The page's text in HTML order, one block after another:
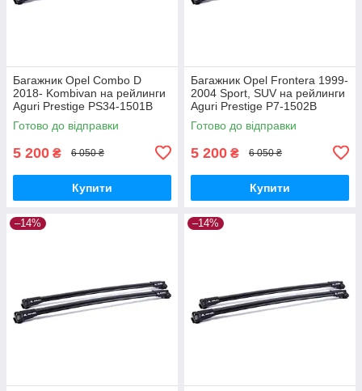
Багажник Opel Combo D
2018- Kombivan на рейлинги
Aguri Prestige PS34-1501B
Готово до відправки
5 200 ₴ 6 050 ₴
Купити
Багажник Opel Frontera 1999-
2004 Sport, SUV на рейлинги
Aguri Prestige P7-1502B
Готово до відправки
5 200 ₴ 6 050 ₴
Купити
–14% –14%